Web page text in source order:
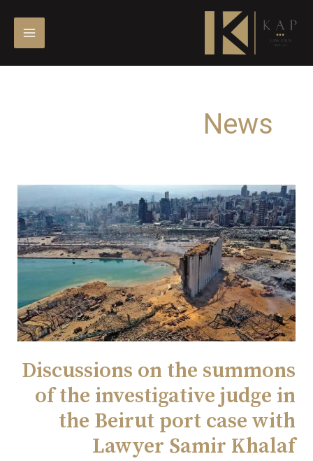
المحتوى
News
Discussions on the summons
of the investigative judge in
the Beirut port case with
Lawyer Samir Khalaf
Discussions
on
the
summons
of
the
investigative
judge
in
the
port
case
with
Lawyer
Samir